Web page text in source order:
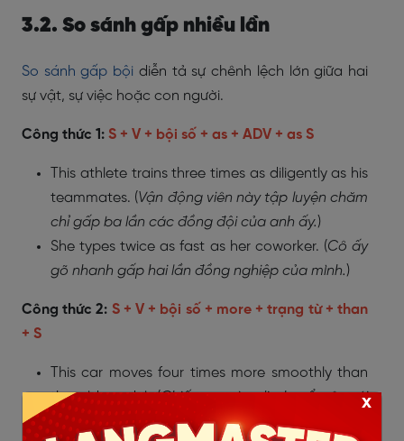
3.2. So sánh gấp nhiều lần
So sánh gấp bội diễn tả sự chênh lệch lớn giữa hai
sự vật, sự việc hoặc con người.
Công thức 1: S + V + bội số + as + ADV + as S
This athlete trains three times as diligently as his
teammates. (Vận động viên này tập luyện chăm
chỉ gấp ba lần các đồng đội của anh ấy.)
She types twice as fast as her coworker. (Cô ấy
gõ nhanh gấp hai lần đồng nghiệp của mình.)
Công thức 2: S + V + bội số + more + trạng từ + than
+ S
This car moves four times more smoothly than
the old model. (Chiếc xe này di chuyển êm ái
gấp bốn lần so với mẫu cũ.)
x